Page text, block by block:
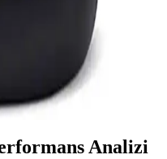
İncelemesi ve
kablosuz kulaklıklar
tasarım ve uzun pil
Analizi